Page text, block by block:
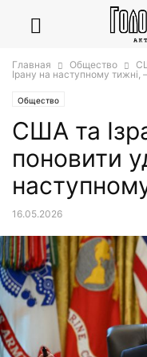
Главная Общество
Ірану на наступному тижні,
Общество
США та
поновити
16.05.2026